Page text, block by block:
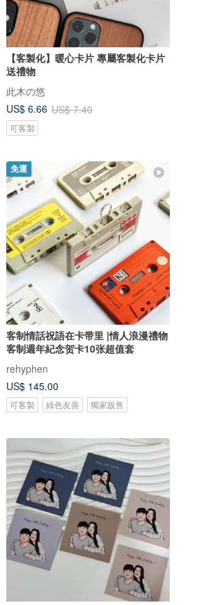
【客製化】暖心卡片 專屬客製化卡片
送禮物
此木の悠
US$ 6.66 US$ 7.40
可客製
免運
客制情話祝語在卡带里 |情人浪漫禮物
客制週年紀念贺卡10张超值套
rehyphen
US$ 145.00
可客製 綠色友善 獨家販售